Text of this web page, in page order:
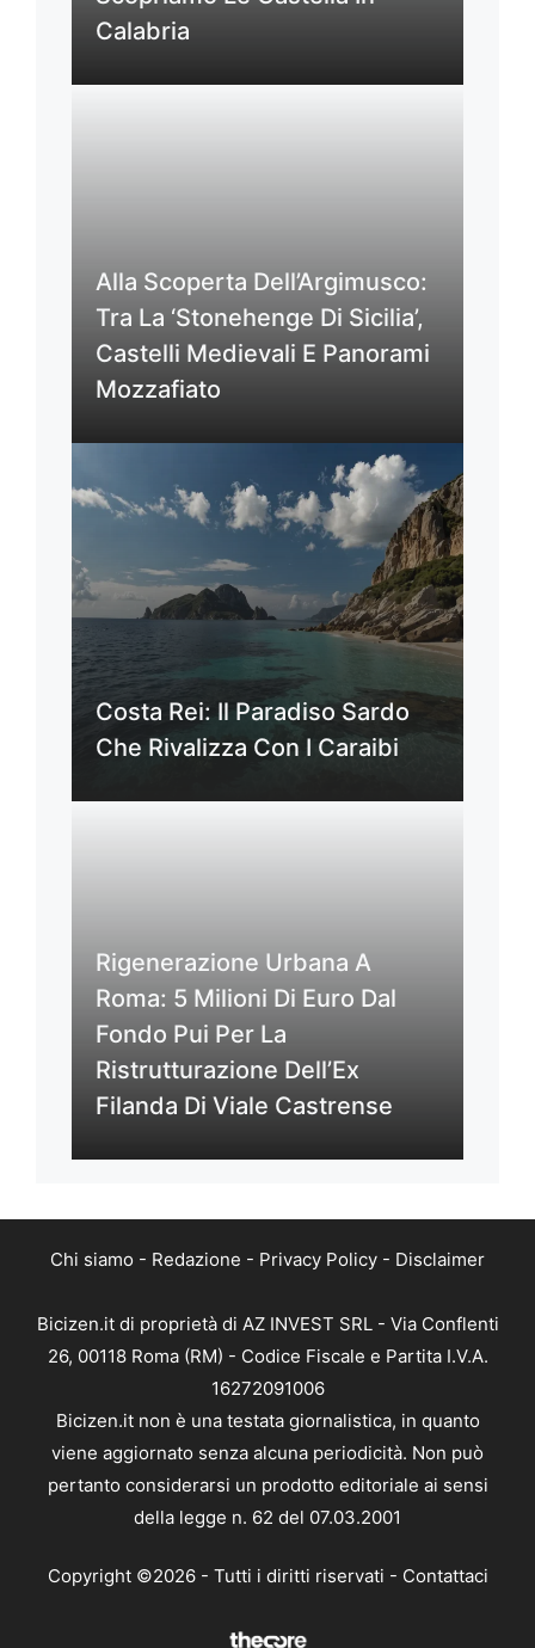
Calabria
Alla Scoperta Dell’Argimusco:
Tra La ‘Stonehenge Di Sicilia’,
Castelli Medievali E Panorami
Mozzafiato
Costa Rei: Il Paradiso Sardo
Che Rivalizza Con I Caraibi
Rigenerazione Urbana A
Roma: 5 Milioni Di Euro Dal
Fondo Pui Per La
Ristrutturazione Dell’Ex
Filanda Di Viale Castrense
Chi siamo - Redazione - Privacy Policy - Disclaimer
Bicizen.it di proprietà di AZ INVEST SRL - Via Conflenti
26, 00118 Roma (RM) - Codice Fiscale e Partita I.V.A.
16272091006
Bicizen.it non è una testata giornalistica, in quanto
viene aggiornato senza alcuna periodicità. Non può
pertanto considerarsi un prodotto editoriale ai sensi
della legge n. 62 del 07.03.2001
Copyright ©2026 - Tutti i diritti riservati - Contattaci